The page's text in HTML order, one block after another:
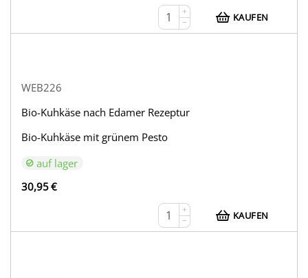
+
−
KAUFEN
WEB226
Bio-Kuhkäse nach Edamer Rezeptur
Bio-Kuhkäse mit grünem Pesto
auf lager
30,95€
+
−
KAUFEN